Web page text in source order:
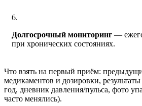
Долгосрочный мониторинг —
при хронических состояниях.
Что взять на первый приём:
медикаментов и дозировки,
год, дневник давления/пульса, фото
часто менялись).